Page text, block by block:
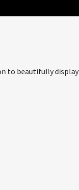
to beautifully display